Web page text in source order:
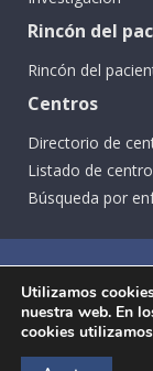
Rincón del
Rincón del
Centros
Directorio de
Listado de
Búsqueda por
Utilizamos
nuestra web. En
cookies